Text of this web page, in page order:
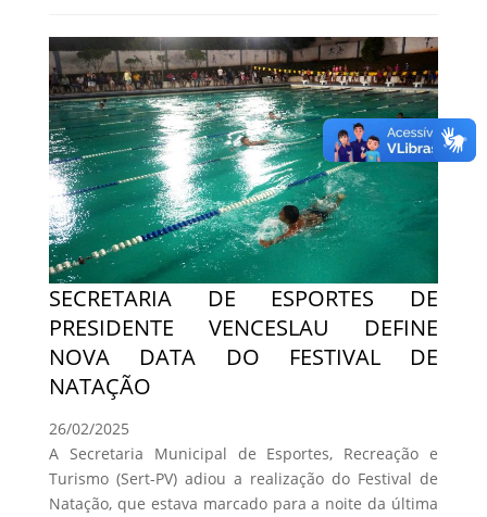
SECRETARIA DE ESPORTES DE
PRESIDENTE VENCESLAU DEFINE
NOVA DATA DO FESTIVAL DE
NATAÇÃO
26/02/2025
A Secretaria Municipal de Esportes, Recreação e
Turismo (Sert-PV) adiou a realização do Festival de
Natação, que estava marcado para a noite da última